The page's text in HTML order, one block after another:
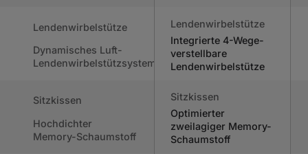
Lendenwirbelstütze
Dynamisches Luft-
Lendenwirbelstützsystem
Lendenwirbelstütze
Integrierte 4-Wege-
verstellbare
Lendenwirbelstütze
Sitzkissen
Hochdichter
Memory-Schaumstoff
Sitzkissen
Optimierter
zweilagiger Memory-
Schaumstoff